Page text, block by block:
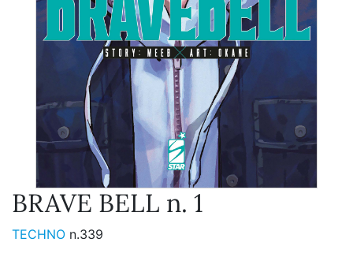
BRAVE BELL n. 1
TECHNO n.339